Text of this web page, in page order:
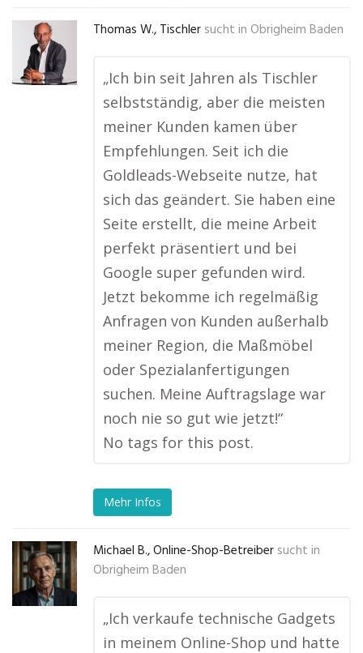
Thomas W., Tischler sucht in Obrigheim Baden
„Ich bin seit Jahren als Tischler
selbstständig, aber die meisten
meiner Kunden kamen über
Empfehlungen. Seit ich die
Goldleads-Webseite nutze, hat
sich das geändert. Sie haben eine
Seite erstellt, die meine Arbeit
perfekt präsentiert und bei
Google super gefunden wird.
Jetzt bekomme ich regelmäßig
Anfragen von Kunden außerhalb
meiner Region, die Maßmöbel
oder Spezialanfertigungen
suchen. Meine Auftragslage war
noch nie so gut wie jetzt!“
No tags for this post.
Mehr Infos
Michael B., Online-Shop-Betreiber sucht in
Obrigheim Baden
„Ich verkaufe technische Gadgets
in meinem Online-Shop und hatte